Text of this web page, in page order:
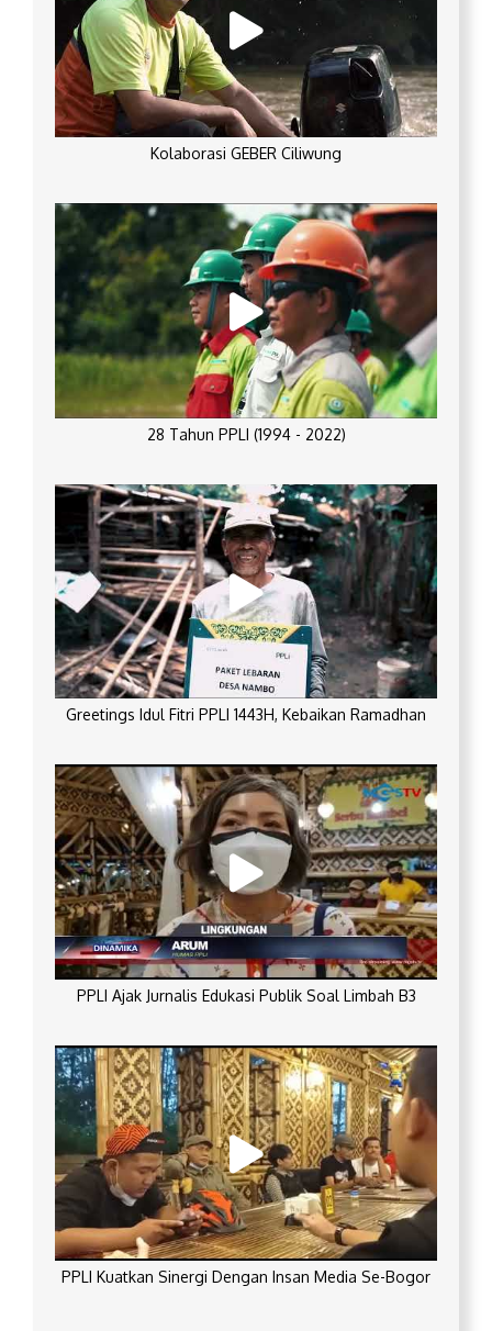
Kolaborasi GEBER Ciliwung
28 Tahun PPLI (1994 - 2022)
Greetings Idul Fitri PPLI 1443H, Kebaikan Ramadhan
PPLI Ajak Jurnalis Edukasi Publik Soal Limbah B3
PPLI Kuatkan Sinergi Dengan Insan Media Se-Bogor